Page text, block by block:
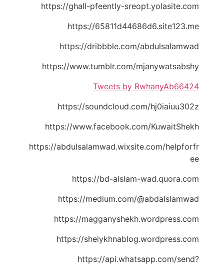
https://ghall-pfeently-sreopt.yolasite.com
https://65811d44686d6.site123.me
https://dribbble.com/abdulsalamwad
https://www.tumblr.com/mjanywatsabshy
Tweets by RwhanyAb66424
https://soundcloud.com/hj0iaiuu302z
https://www.facebook.com/KuwaitShekh
https://abdulsalamwad.wixsite.com/helpforfr
ee
https://bd-alslam-wad.quora.com
https://medium.com/@abdalslamwad
https://magganyshekh.wordpress.com
https://sheiykhnablog.wordpress.com
https://api.whatsapp.com/send?